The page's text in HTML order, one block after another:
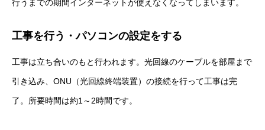
行うまでの期間インターネットが使えなくなってしまいます。
工事を行う・パソコンの設定をする
工事は立ち合いのもと行われます。光回線のケーブルを部屋まで
引き込み、ONU（光回線終端装置）の接続を行って工事は完
了。所要時間は約1～2時間です。